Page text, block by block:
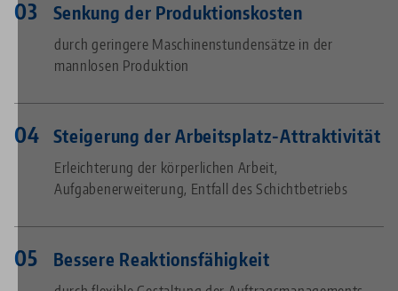
Senkung der Produktionskosten
durch geringere Maschinenstundensätze in der
mannlosen Produktion
Steigerung der Arbeitsplatz-Attraktivität
Erleichterung der körperlichen Arbeit,
Aufgabenerweiterung, Entfall des Schichtbetriebs
Bessere Reaktionsfähigkeit